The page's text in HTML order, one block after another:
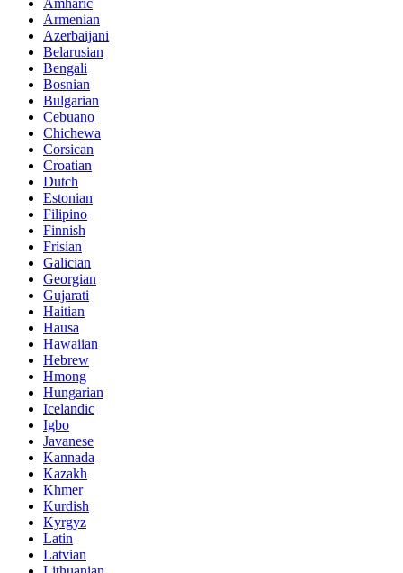
Armenian
Azerbaijani
Belarusian
Bengali
Bosnian
Bulgarian
Cebuano
Chichewa
Corsican
Croatian
Dutch
Estonian
Filipino
Finnish
Frisian
Galician
Georgian
Gujarati
Haitian
Hausa
Hawaiian
Hebrew
Hmong
Hungarian
Icelandic
Igbo
Javanese
Kannada
Kazakh
Khmer
Kurdish
Kyrgyz
Latin
Latvian